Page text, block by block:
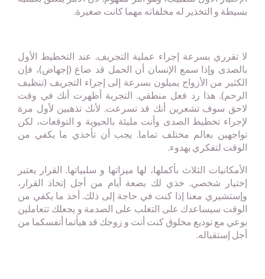
بسيطة و التخذير له مخلفاته مهما كانت صغيرة.
لا تقرري بسرعة إجراء عملية التجريف. عند التخطيط الأول
بالصدى وإذا سمع الإنسان أن الحمل قد ضاع (إجهاض)، فإن
الكثير من الأزواج يميلون بسرعة إلى إجراء التجريف (تنظيف
الرحم). هذا رد فعل منطقي. التجربة أظهرت أنك في وقت
لاحق سوف تشعرين أنك قد تسرعت. لأنك تذهبين لأول مرة
لإجراء تخطيط الصدى وأنت مليئة بالحيوية و التوقعات، لكن
تواجهين بعالم مختلف تماما. يجب أن تأخذي ما يكفي من
الوقت لتفكري بهدوء.
الأمكانيات الثلاث بأكملها، لها ميزاتها و سلبياتها. القرار يعتبر
إختيار شخصي. خذي لك بضعة أيام من أجل إتخاذ القرار،
وإستشيري معنا إذا كنت في حاجة إلى ذلك. أخذ ما يكفي من
الوقت سيساعدك على التغلب على الصدمة و يجعلك تتعاملين
بوعي مع توديع مخلوق كنت أنت و زوجك قد هيأتما أنفسكما من
أجل إستقباله.